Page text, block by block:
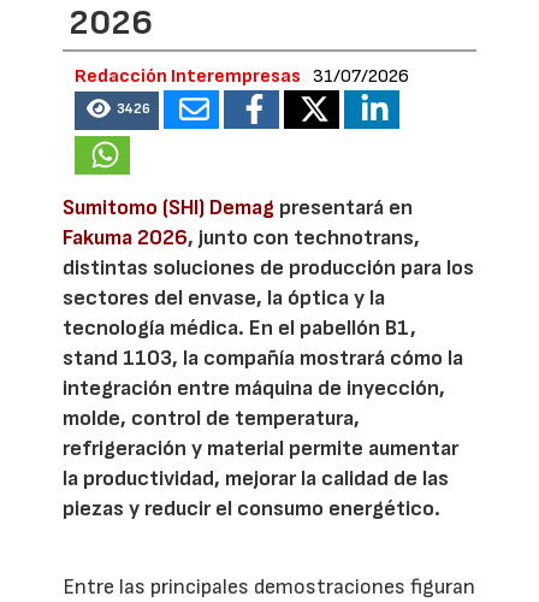
2026
Redacción Interempresas 31/07/2026
3426
Sumitomo (SHI) Demag presentará en
Fakuma 2026, junto con technotrans,
distintas soluciones de producción para los
sectores del envase, la óptica y la
tecnología médica. En el pabellón B1,
stand 1103, la compañía mostrará cómo la
integración entre máquina de inyección,
molde, control de temperatura,
refrigeración y material permite aumentar
la productividad, mejorar la calidad de las
piezas y reducir el consumo energético.
Entre las principales demostraciones figuran